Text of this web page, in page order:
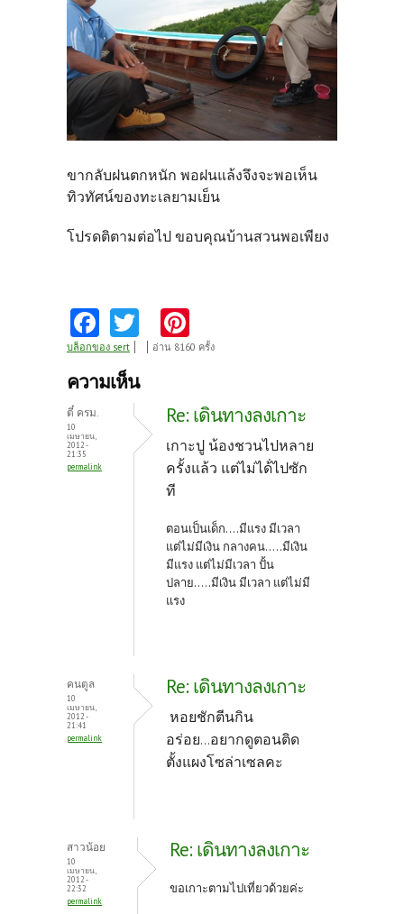
ขากลับฝนตกหนัก พอฝนแล้งจึงจะพอเห็น
ทิวทัศน์ของทะเลยามเย็น
โปรดติตามต่อไป ขอบคุณบ้านสวนพอเพียง
Fa
ce
b
k
w
itt
nt
es
t
บล็อกของ sert อ่าน 8160 ครั้ง
ความเห็น
ตี๋ ครม.
10
เมษายน,
2012 -
21:35
permalink
Re: เดินทางลงเกาะ
เกาะปู น้องชวนไปหลาย
ครั้งแล้ว แต่ไม่ได้่ไปซัก
ที
ตอนเป็นเด็ก....มีแรง มีเวลา
แต่ไม่มีเงิน กลางคน.....มีเงิน
มีแรง แต่ไม่มีเวลา ปั้น
ปลาย.....มีเงิน มีเวลา แต่ไม่มี
แรง
คนตูล
10
เมษายน,
2012 -
21:41
permalink
Re: เดินทางลงเกาะ
หอยชักตีนกิน
อร่อย...อยากดูตอนติด
ตั้งแผงโซล่าเซลคะ
สาวน้อย
10
เมษายน,
2012 -
22:32
permalink
Re: เดินทางลงเกาะ
ขอเกาะตามไปเที่ยวด้วยค่ะ